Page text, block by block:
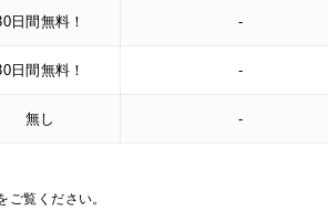
日間無料！ -
日間無料！ -
無し -
覧ください。